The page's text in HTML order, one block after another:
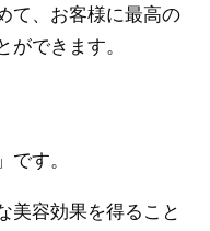
て、お客様に最高の
ができます。
です。
美容効果を得ること